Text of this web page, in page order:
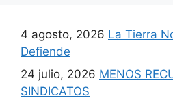
4 agosto, 2026 La Tierra
Defiende
24 julio, 2026 MENOS
SINDICATOS